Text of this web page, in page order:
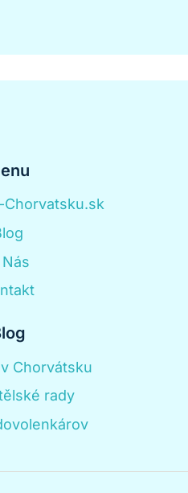
Chorvatsku.sk
Nás
Chorvátsku
rady